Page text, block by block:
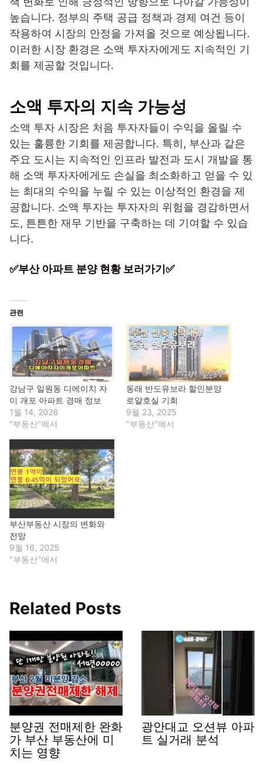
높습니다. 정부의 주택 공급 정책과 경제 여건 등이
작용하여 시장의 안정을 가져올 것으로 예상됩니다.
이러한 시장 환경은 소액 투자자에게도 지속적인 기
회를 제공할 것입니다.
소액 투자의 지속 가능성
소액 투자 시장은 처음 투자자들이 수익을 올릴 수
있는 훌륭한 기회를 제공합니다. 특히, 부산과 같은
주요 도시는 지속적인 인프라 발전과 도시 개발을 통
해 소액 투자자에게도 손실을 최소화하고 얻을 수 있
는 최대의 수익을 누릴 수 있는 이상적인 환경을 제
공합니다. 소액 투자는 투자자의 위험을 경감하면서
도, 튼튼한 재무 기반을 구축하는 데 기여할 수 있습
니다.
✅부산 아파트 분양 현황 보러가기✅
관련
강남구 일원동 디에이치 자
이 개포 아파트 경매 정보
1월 14, 2026
"부동산"에서
동래 반도유보라 할인분양
로얄호실 기회
9월 23, 2025
"부동산"에서
부산부동산 시장의 변화와
전망
9월 16, 2025
"부동산"에서
Related Posts
분양권 전매제한 완화
가 부산 부동산에 미
치는 영향
광안대교 오션뷰 아파
트 실거래 분석